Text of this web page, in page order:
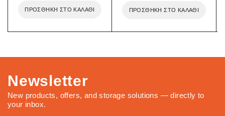
ΠΡΟΣΘΉΚΗ ΣΤΟ ΚΑΛΆΘΙ ΠΡΟΣΘΉΚΗ ΣΤΟ ΚΑΛΆΘΙ
Newsletter
New products, offers, and storage solutions — directly to
your inbox.